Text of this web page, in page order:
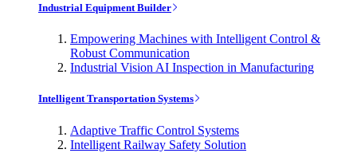
Industrial Equipment Builder
Empowering Machines with Intelligent Control &
Robust Communication
Industrial Vision AI Inspection in Manufacturing
Intelligent Transportation Systems
Adaptive Traffic Control Systems
Intelligent Railway Safety Solution